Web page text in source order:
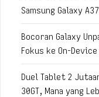
Samsung Galaxy
Bocoran Galaxy
Fokus ke On-
Duel Tablet 2
30GT, Mana yang